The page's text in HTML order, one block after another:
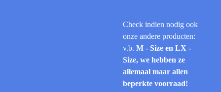
Check indien nodig ook
onze andere producten:
v.b. M - Size en LX -
Size, we hebben ze
allemaal maar allen
beperkte voorraad!